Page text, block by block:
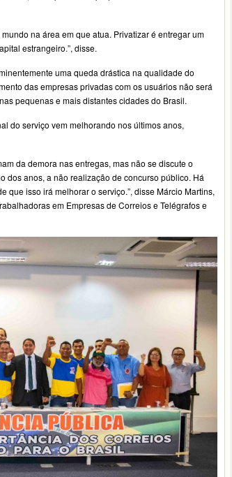
na área em que atua. Privatizar é entregar um
estrangeiro.”, disse.
uma queda drástica na qualidade do
das empresas privadas com os usuários não será
pequenas e mais distantes cidades do Brasil.
do serviço vem melhorando nos últimos anos,
da demora nas entregas, mas não se discute o
dos anos, a não realização de concurso público. Há
que isso irá melhorar o serviço.”, disse Márcio Martins,
em Empresas de Correios e Telégrafos e